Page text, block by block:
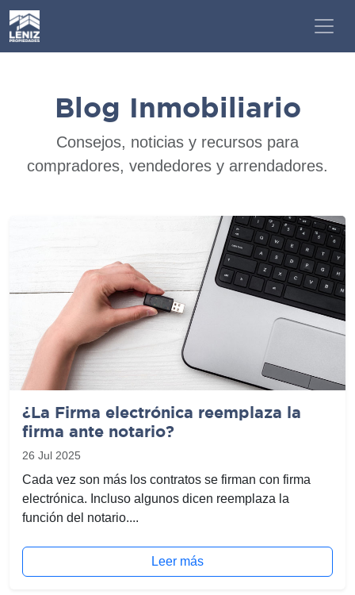
Blog Inmobiliario
Consejos, noticias y recursos para
compradores, vendedores y arrendadores.
¿La Firma electrónica reemplaza la
firma ante notario?
26 Jul 2025
Cada vez son más los contratos se firman con firma
electrónica. Incluso algunos dicen reemplaza la
función del notario....
Leer más